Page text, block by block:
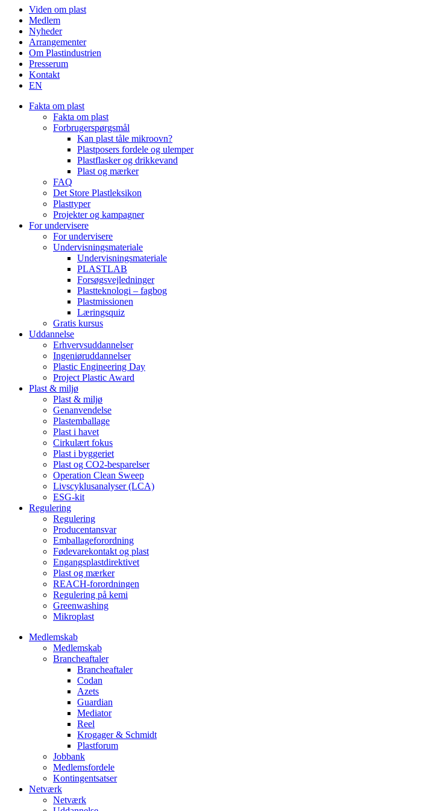
Viden om plast
Medlem
Nyheder
Arrangementer
Om Plastindustrien
Presserum
Kontakt
EN
Fakta om plast
Fakta om plast
Forbrugerspørgsmål
Kan plast tåle mikroovn?
Plastposers fordele og ulemper
Plastflasker og drikkevand
Plast og mærker
FAQ
Det Store Plastleksikon
Plasttyper
Projekter og kampagner
For undervisere
For undervisere
Undervisningsmateriale
Undervisningsmateriale
PLASTLAB
Forsøgsvejledninger
Plastteknologi – fagbog
Plastmissionen
Læringsquiz
Gratis kursus
Uddannelse
Erhvervsuddannelser
Ingeniøruddannelser
Plastic Engineering Day
Project Plastic Award
Plast & miljø
Plast & miljø
Genanvendelse
Plastemballage
Plast i havet
Cirkulært fokus
Plast i byggeriet
Plast og CO2-besparelser
Operation Clean Sweep
Livscyklusanalyser (LCA)
ESG-kit
Regulering
Regulering
Producentansvar
Emballageforordning
Fødevarekontakt og plast
Engangsplastdirektivet
Plast og mærker
REACH-forordningen
Regulering på kemi
Greenwashing
Mikroplast
Medlemskab
Medlemskab
Brancheaftaler
Brancheaftaler
Codan
Azets
Guardian
Mediator
Reel
Krogager & Schmidt
Plastforum
Jobbank
Medlemsfordele
Kontingentsatser
Netværk
Netværk